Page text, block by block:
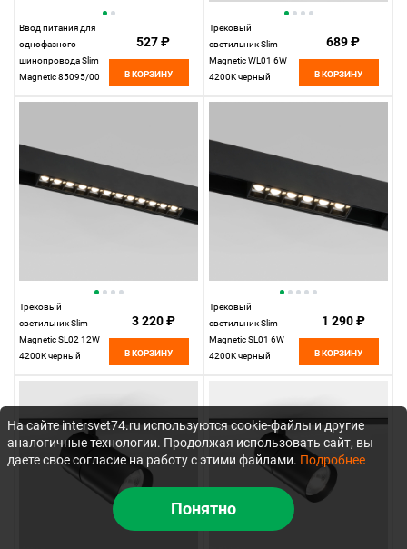
Ввод питания для
однофазного
шинопровода Slim
Magnetic 85095/00
527 ₽
В КОРЗИНУ
Трековый
светильник Slim
Magnetic WL01 6W
4200K черный
689 ₽
В КОРЗИНУ
Трековый
светильник Slim
Magnetic SL02 12W
4200K черный
3 220 ₽
В КОРЗИНУ
Трековый
светильник Slim
Magnetic SL01 6W
4200K черный
1 290 ₽
В КОРЗИНУ
На сайте intersvet74.ru используются cookie-файлы и другие
аналогичные технологии. Продолжая использовать сайт, вы
даете свое согласие на работу с этими файлами. Подробнее
Понятно